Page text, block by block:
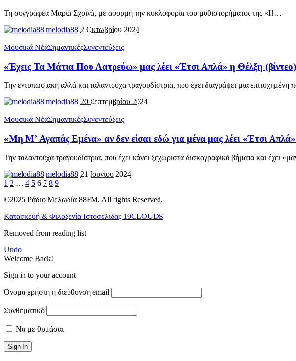
Τη συγγραφέα Μαρία Σχοινά, με αφορμή την κυκλοφορία του μυθιστορήματος της «Η…
melodia88 2 Οκτωβρίου 2024
Μουσικά ΝέαΣημαντικέςΣυνεντεύξεις
«Έχεις Τα Μάτια Που Λατρεύω» μας λέει «Έτσι Απλά» η Θέλξη (βίντεο)
Την εντυπωσιακή αλλά και ταλαντούχα τραγουδίστρια, που έχει διαγράψει μια επιτυχημένη
melodia88 20 Σεπτεμβρίου 2024
Μουσικά ΝέαΣημαντικέςΣυνεντεύξεις
«Μη M’ Αγαπάς Εμένα» αν δεν είσαι εδώ για μένα μας λέει «Έτσι
Την ταλαντούχα τραγουδίστρια, που έχει κάνει ξεχωριστά δισκογραφικά βήματα και έχει
melodia88 21 Ιουνίου 2024
1 2 … 4 5 6 7 8 9
©2025 Ράδιο Μελωδία 88FM. All rights Reserved.
Κατασκευή & Φιλοξενία Ιστοσελιδας 19CLOUDS
Removed from reading list
Undo
Welcome Back!
Sign in to your account
Όνομα χρήστη ή διεύθυνση email
Συνθηματικό
Να με θυμάσαι